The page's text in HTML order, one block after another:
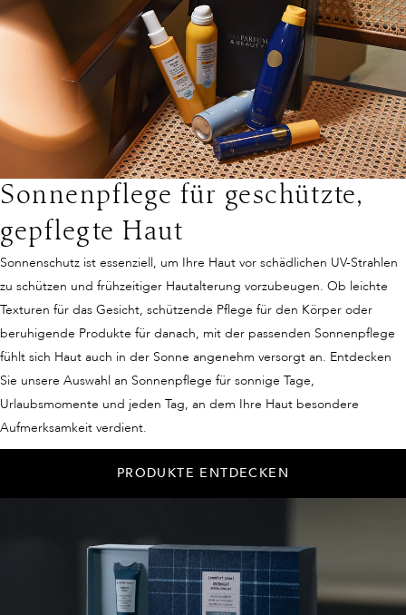
Sonnenpflege für geschützte,
gepflegte Haut
Sonnenschutz ist essenziell, um Ihre Haut vor schädlichen UV-Strahlen
zu schützen und frühzeitiger Hautalterung vorzubeugen. Ob leichte
Texturen für das Gesicht, schützende Pflege für den Körper oder
beruhigende Produkte für danach, mit der passenden Sonnenpflege
fühlt sich Haut auch in der Sonne angenehm versorgt an. Entdecken
Sie unsere Auswahl an Sonnenpflege für sonnige Tage,
Urlaubsmomente und jeden Tag, an dem Ihre Haut besondere
Aufmerksamkeit verdient.
PRODUKTE ENTDECKEN